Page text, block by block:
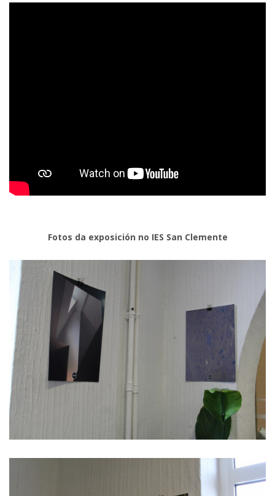
Fotos da exposición no IES San Clemente